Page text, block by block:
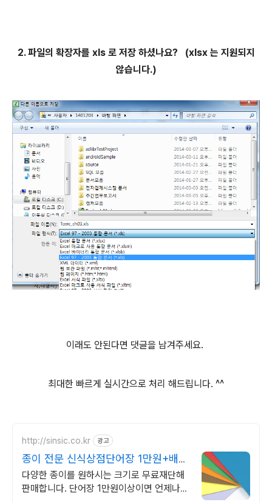
2. 파일의 확장자를 xls 로 저장 하셨나요? (xlsx 는 지원되지
않습니다.)
이래도 안된다면 댓글을 남겨주세요.
최대한 빠르게 실시간으로 처리 해드립니다. ^^
http://sinsic.co.kr 광고
종이 전문 신식상점단어장 1만원+배송
비무료 당일출고
다양한 종이를 원하시는 크기로 무료재단해
판매합니다. 단어장 1만원이상이면 언제나